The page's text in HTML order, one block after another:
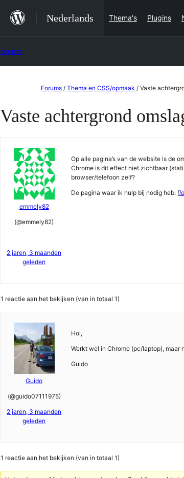
naar
de
inhoud
Nederlands Thema's Plugins
de
Forums / Thema en CSS/opmaak / Vaste
Vaste achtergrond
emmely82
(@emmely82)
2 jaren, 3 maanden
geleden
Op alle pagina’s van de website is de
Chrome is dit effect niet zichtbaar
browser/telefoon zelf?
De pagina waar ik hulp bij nodig heb: [
1 reactie aan het bekijken (van in totaal 1)
Guido
(@guido07111975)
2 jaren, 3 maanden
geleden
Hoi,
Werkt wel in Chrome (pc/laptop), maar
Guido
1 reactie aan het bekijken (van in totaal 1)